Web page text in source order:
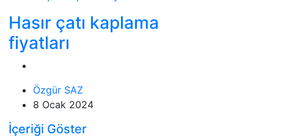
Hasır çatı kaplama
fiyatları
Özgür SAZ
8 Ocak 2024
İçeriği Göster